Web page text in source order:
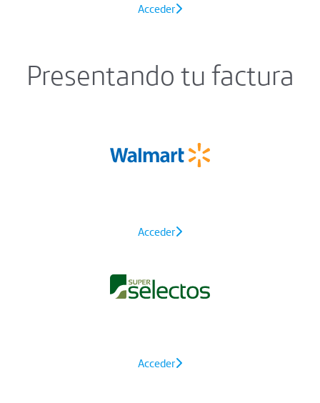
Acceder
Presentando tu factura
Acceder
Acceder